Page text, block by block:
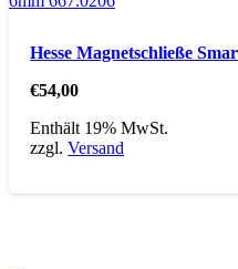
Hesse Magnetschließe
€54,00
Enthält 19% MwSt.
zzgl.Versand